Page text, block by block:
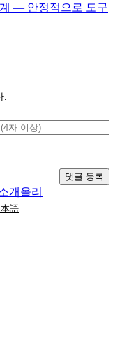
— 안정적으로 도구
.
댓글 등록
개 올리
本語